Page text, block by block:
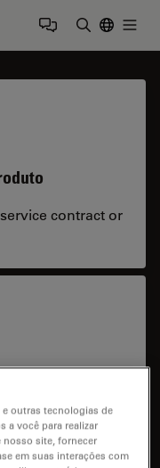
contract or
technical
or software
outras tecnologias de
a você para realizar
nosso site, fornecer
em suas interações com